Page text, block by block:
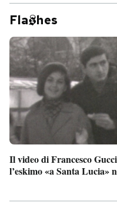
Fla hes
Il video di Francesco
l’eskimo «a Santa Lucia»